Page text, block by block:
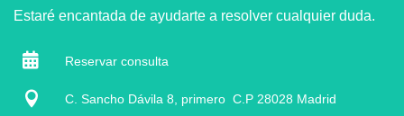
Estaré encantada de ayudarte a resolver cualquier duda.
 Reservar consulta
 C. Sancho Dávila 8, primero C.P 28028 Madrid